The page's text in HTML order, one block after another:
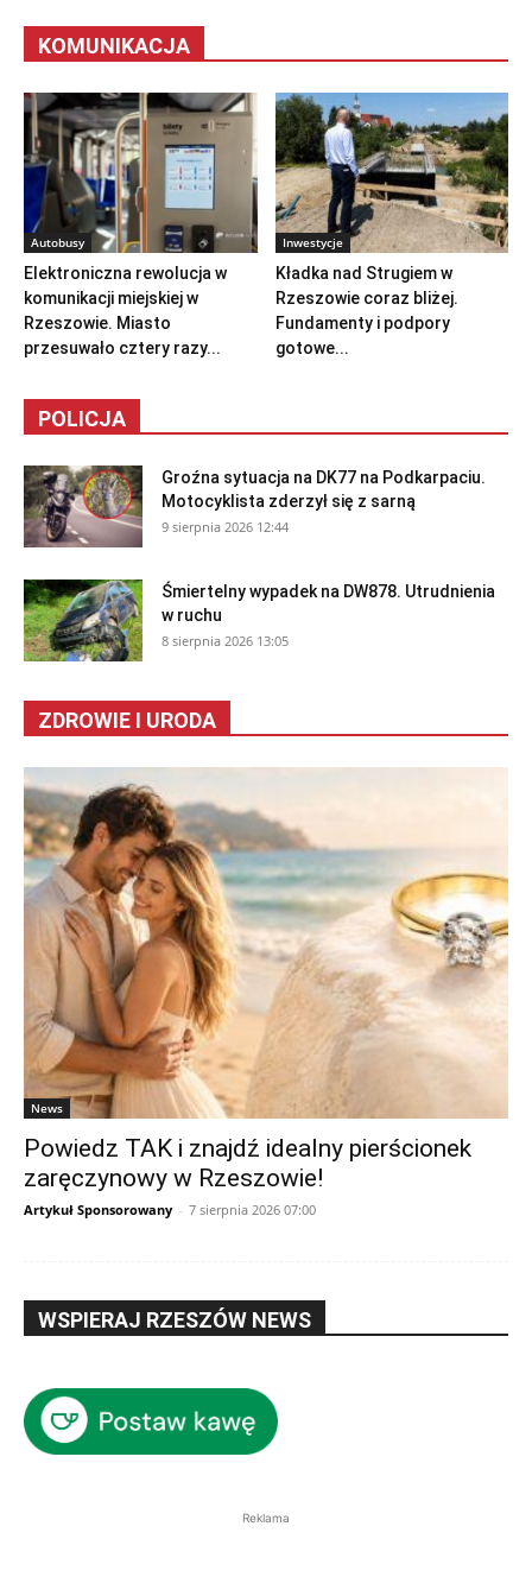
KOMUNIKACJA
Autobusy
Elektroniczna rewolucja w
komunikacji miejskiej w
Rzeszowie. Miasto
przesuwało cztery razy...
Inwestycje
Kładka nad Strugiem w
Rzeszowie coraz bliżej.
Fundamenty i podpory
gotowe...
POLICJA
Groźna sytuacja na DK77 na Podkarpaciu.
Motocyklista zderzył się z sarną
9 sierpnia 2026 12:44
Śmiertelny wypadek na DW878. Utrudnienia
w ruchu
8 sierpnia 2026 13:05
ZDROWIE I URODA
News
Powiedz TAK i znajdź idealny pierścionek
zaręczynowy w Rzeszowie!
Artykuł Sponsorowany - 7 sierpnia 2026 07:00
WSPIERAJ RZESZÓW NEWS
Reklama